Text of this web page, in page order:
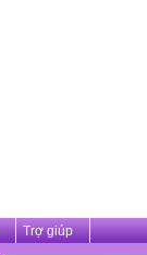
Trợ giúp